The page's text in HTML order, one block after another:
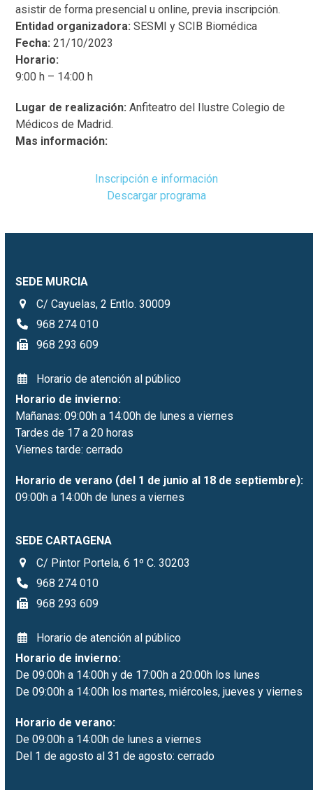
asistir de forma presencial u online, previa inscripción.
Entidad organizadora: SESMI y SCIB Biomédica
Fecha: 21/10/2023
Horario:
9:00 h – 14:00 h
Lugar de realización: Anfiteatro del Ilustre Colegio de
Médicos de Madrid.
Mas información:
Inscripción e información
Descargar programa
SEDE MURCIA
C/ Cayuelas, 2 Entlo. 30009
968 274 010
968 293 609
Horario de atención al público
Horario de invierno:
Mañanas: 09:00h a 14:00h de lunes a viernes
Tardes de 17 a 20 horas
Viernes tarde: cerrado
Horario de verano (del 1 de junio al 18 de septiembre):
09:00h a 14:00h de lunes a viernes
SEDE CARTAGENA
C/ Pintor Portela, 6 1º C. 30203
968 274 010
968 293 609
Horario de atención al público
Horario de invierno:
De 09:00h a 14:00h y de 17:00h a 20:00h los lunes
De 09:00h a 14:00h los martes, miércoles, jueves y viernes
Horario de verano:
De 09:00h a 14:00h de lunes a viernes
Del 1 de agosto al 31 de agosto: cerrado